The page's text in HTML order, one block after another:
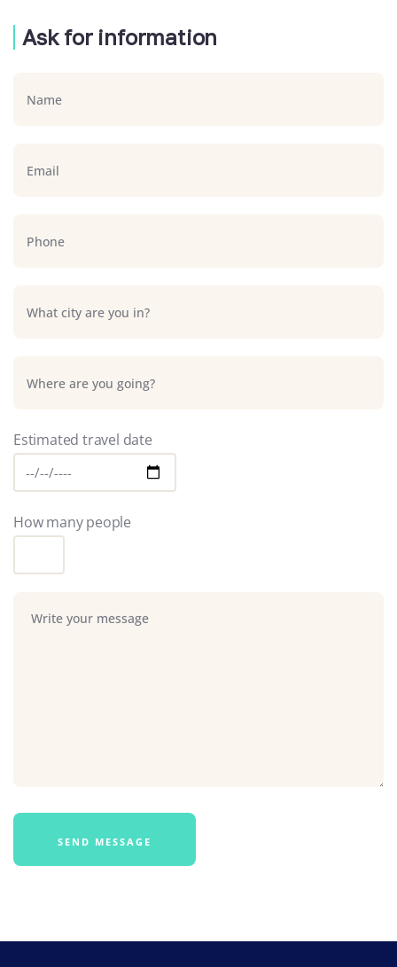
Ask for information
Estimated travel date
How many people